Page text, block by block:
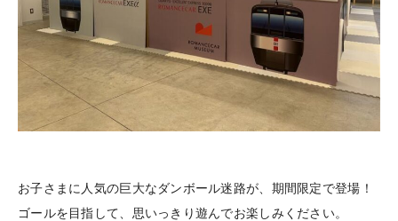
お子さまに人気の巨大なダンボール迷路が、期間限定で登場！
ゴールを目指して、思いっきり遊んでお楽しみください。